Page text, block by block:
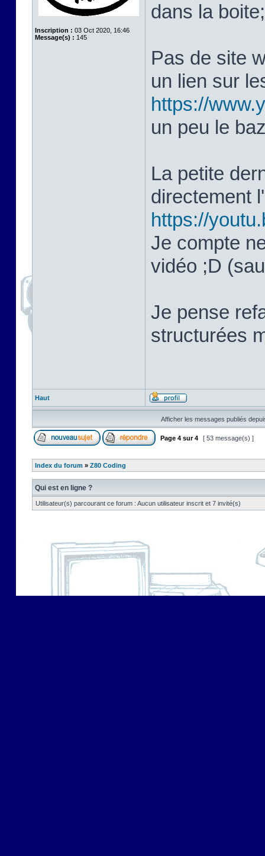
Inscription : 03 Oct 2020, 16:46
Message(s) : 145
dans la
Pas de site
un lien sur
https://
un peu le
La petite
directement
https://
Je compte
vidéo ;D
Je pense
structurées
Haut
Afficher les messages publiés
Page 4 sur4 [ 53 message(s) ]
Index du forum » Z80 Coding
Qui est en ligne ?
Utilisateur(s) parcourant ce forum : Aucun utilisateur inscrit et 7 invité(s)